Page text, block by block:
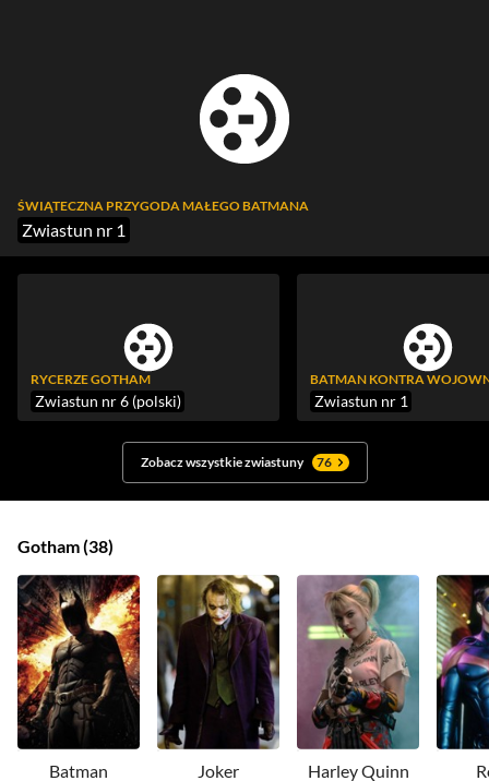
ŚWIĄTECZNA PRZYGODA MAŁEGO BATMANA
Zwiastun nr 1
RYCERZE GOTHAM
Zwiastun nr 6 (polski) Zwiastun nr 1
Zobacz wszystkie zwiastuny 76
Gotham 38
Batman Joker Harley Quinn